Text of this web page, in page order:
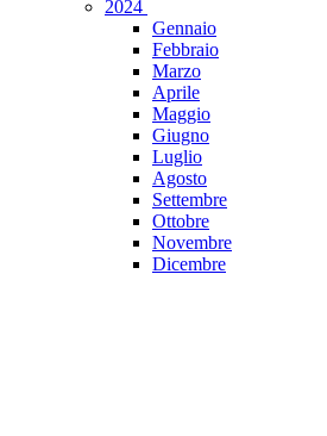
2024
Gennaio
Febbraio
Marzo
Aprile
Maggio
Giugno
Luglio
Agosto
Settembre
Ottobre
Novembre
Dicembre